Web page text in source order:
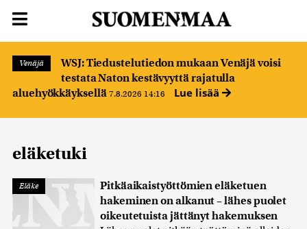
Venäjä
WSJ: Tiedustelutiedon mukaan Venäjä voisi
testata Naton kestävyyttä rajatulla
aluehyökkäyksellä 7.8.2026 14:16 Lue lisää
eläketuki
Eläke
Pitkäaikaistyöttömien eläketuen
hakeminen on alkanut – lähes puolet
oikeutetuista jättänyt hakemuksen